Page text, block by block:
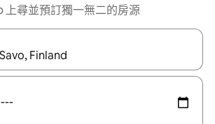
上尋並預訂獨一無二的房源
結果，瀏覽內容時請使用上下箭頭，或輕點、滑